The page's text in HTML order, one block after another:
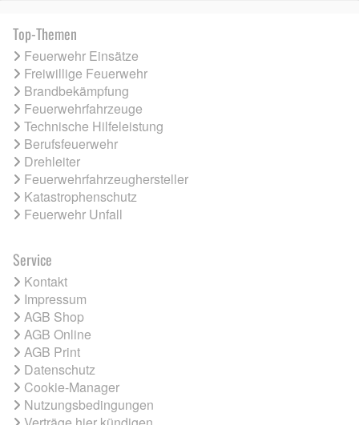
Top-Themen
Feuerwehr Einsätze
Freiwillige Feuerwehr
Brandbekämpfung
Feuerwehrfahrzeuge
Technische Hilfeleistung
Berufsfeuerwehr
Drehleiter
Feuerwehrfahrzeughersteller
Katastrophenschutz
Feuerwehr Unfall
Service
Kontakt
Impressum
AGB Shop
AGB Online
AGB Print
Datenschutz
Cookie-Manager
Nutzungsbedingungen